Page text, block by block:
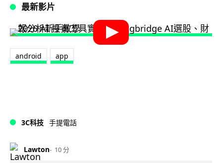
最新影片
android app
3C科技 手提電話
Lawton 10 分